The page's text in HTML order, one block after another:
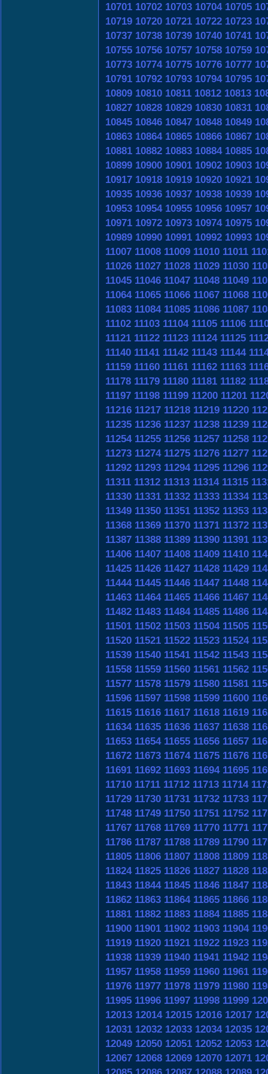
10701 10702 10703 10704 10705
10719 10720 10721 10722 10723
10737 10738 10739 10740 10741
10755 10756 10757 10758 10759
10773 10774 10775 10776 10777
10791 10792 10793 10794 10795
10809 10810 10811 10812 10813
10827 10828 10829 10830 10831
10845 10846 10847 10848 10849
10863 10864 10865 10866 10867
10881 10882 10883 10884 10885
10899 10900 10901 10902 10903
10917 10918 10919 10920 10921
10935 10936 10937 10938 10939
10953 10954 10955 10956 10957
10971 10972 10973 10974 10975
10989 10990 10991 10992 10993
11007 11008 11009 11010 11011
11026 11027 11028 11029 11030
11045 11046 11047 11048 11049
11064 11065 11066 11067 11068
11083 11084 11085 11086 11087
11102 11103 11104 11105 11106
11121 11122 11123 11124 11125
11140 11141 11142 11143 11144
11159 11160 11161 11162 11163
11178 11179 11180 11181 11182
11197 11198 11199 11200 11201
11216 11217 11218 11219 11220
11235 11236 11237 11238 11239
11254 11255 11256 11257 11258
11273 11274 11275 11276 11277
11292 11293 11294 11295 11296
11311 11312 11313 11314 11315
11330 11331 11332 11333 11334
11349 11350 11351 11352 11353
11368 11369 11370 11371 11372
11387 11388 11389 11390 11391
11406 11407 11408 11409 11410
11425 11426 11427 11428 11429
11444 11445 11446 11447 11448
11463 11464 11465 11466 11467
11482 11483 11484 11485 11486
11501 11502 11503 11504 11505
11520 11521 11522 11523 11524
11539 11540 11541 11542 11543
11558 11559 11560 11561 11562
11577 11578 11579 11580 11581
11596 11597 11598 11599 11600
11615 11616 11617 11618 11619
11634 11635 11636 11637 11638
11653 11654 11655 11656 11657
11672 11673 11674 11675 11676
11691 11692 11693 11694 11695
11710 11711 11712 11713 11714
11729 11730 11731 11732 11733
11748 11749 11750 11751 11752
11767 11768 11769 11770 11771
11786 11787 11788 11789 11790
11805 11806 11807 11808 11809
11824 11825 11826 11827 11828
11843 11844 11845 11846 11847
11862 11863 11864 11865 11866
11881 11882 11883 11884 11885
11900 11901 11902 11903 11904
11919 11920 11921 11922 11923
11938 11939 11940 11941 11942
11957 11958 11959 11960 11961
11976 11977 11978 11979 11980
11995 11996 11997 11998 11999
12013 12014 12015 12016 12017
12031 12032 12033 12034 12035
12049 12050 12051 12052 12053
12067 12068 12069 12070 12071